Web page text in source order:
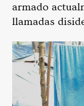
armado
llamadas